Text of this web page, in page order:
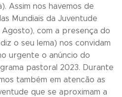
Assim nos havemos de
Mundiais da Juventude
com a presença do
o seu lema) nos convidam
urgente o anúncio do
pastoral 2023. Durante
também em atencão as
que se aproximam a